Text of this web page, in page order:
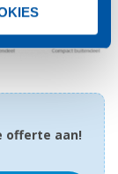
offerte aan!